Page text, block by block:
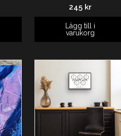
245 kr
Lägg till i
varukorg